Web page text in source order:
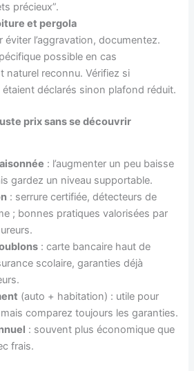
précieux”.
et pergola
éviter l’aggravation, documentez.
possible en cas
naturel reconnu. Vérifiez si
étaient déclarés sinon plafond réduit.
prix sans se découvrir
: l’augmenter un peu baisse
gardez un niveau supportable.
: serrure certifiée, détecteurs de
; bonnes pratiques valorisées par
: carte bancaire haut de
scolaire, garanties déjà
(auto + habitation) : utile pour
comparez toujours les garanties.
: souvent plus économique que
frais.